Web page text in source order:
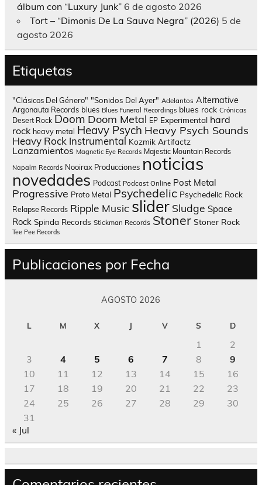
álbum con “Luxury Junk” 6 de agosto 2026
Tort – “Dimonis De La Sauva Negra” (2026) 5 de
agosto 2026
Etiquetas
"Clásicos Del Género" "Sonidos Del Ayer" Adelantos Alternative
Argonauta Records blues Blues Funeral Recordings blues rock Crónicas
Desert Rock Doom Doom Metal EP Experimental hard
rock heavy metal Heavy Psych Heavy Psych Sounds
Heavy Rock Instrumental Kozmik Artifactz
Lanzamientos Magnetic Eye Records Majestic Mountain Records
Napalm Records Nooirax Producciones noticias
novedades Podcast Podcast Online Post Metal
Progressive Proto Metal Psychedelic Psychedelic Rock
Relapse Records Ripple Music slider Sludge Space
Rock Spinda Records Stickman Records Stoner Stoner Rock
Tee Pee Records
Publicaciones por Fecha
AGOSTO 2026
L M X J V S D
1
2
3
4 5 6 7 8
9
10
11 12 13 14 15
16
17
18 19 20 21 22
23
24
25 26 27 28 29
30
31
« Jul